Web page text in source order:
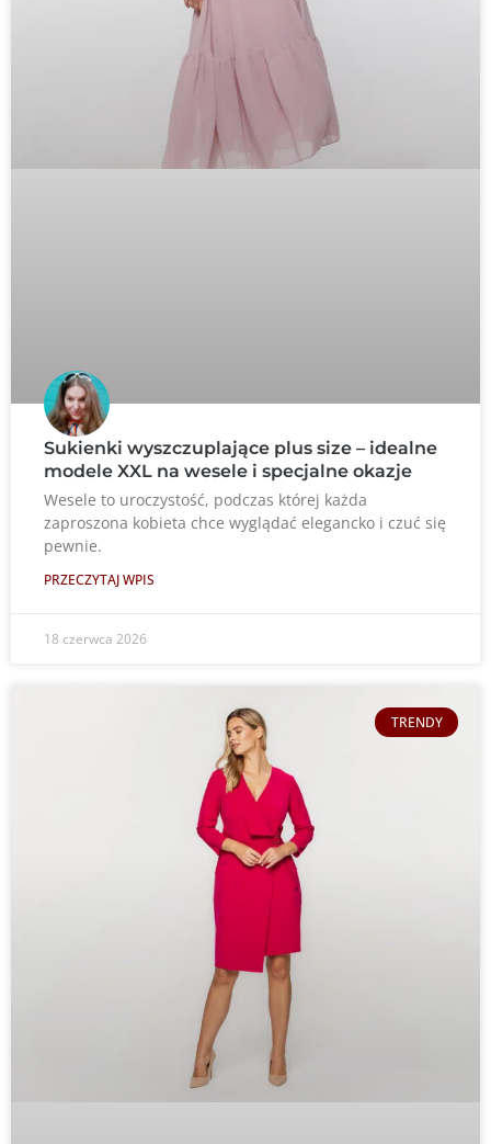
Sukienki wyszczuplające plus size – idealne
modele XXL na wesele i specjalne okazje
Wesele to uroczystość, podczas której każda
zaproszona kobieta chce wyglądać elegancko i czuć się
pewnie.
PRZECZYTAJ WPIS
18 czerwca 2026
TRENDY